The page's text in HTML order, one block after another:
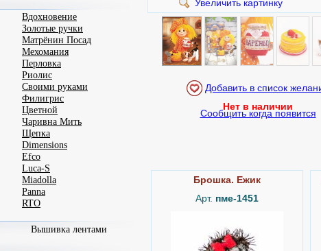
Увеличить картинку
Нет в наличии
Сообщить когда появится
Брошка. Ёжик
Арт. пме-1451
Вдохновение
Золотые ручки
Матрёнин Посад
Мехомания
Перловка
Риолис
Своими руками
Филигрис
Цветной
Чаривна Мить
Щепка
Dimensions
Efco
Luca-S
Miadolla
Panna
RTO
Вышивка лентами